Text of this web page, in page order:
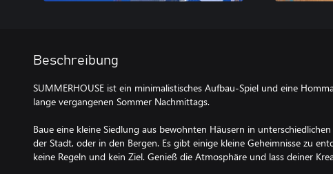
Beschreibung
SUMMERHOUSE ist ein minimalistisches Aufbau-Spiel und eine
lange vergangenen Sommer Nachmittags.
Baue eine kleine Siedlung aus bewohnten Häusern in
der Stadt, oder in den Bergen. Es gibt einige kleine Geheimnisse zu
keine Regeln und kein Ziel. Genieß die Atmosphäre und lass deiner